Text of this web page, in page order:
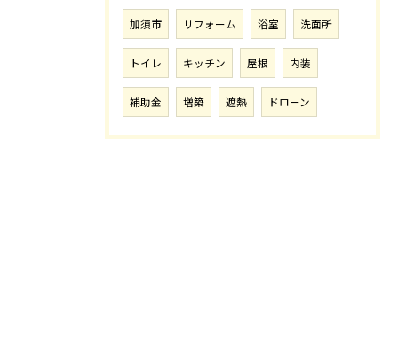
加須市 リフォーム 浴室 洗面所
トイレ キッチン 屋根 内装
補助金 増築 遮熱 ドローン